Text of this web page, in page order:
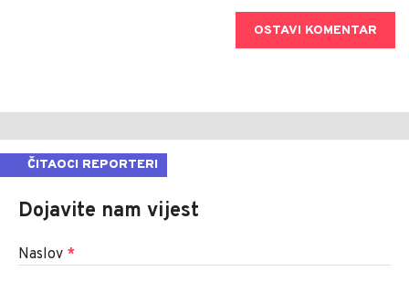
OSTAVI KOMENTAR
ČITAOCI REPORTERI
Dojavite nam vijest
Naslov *